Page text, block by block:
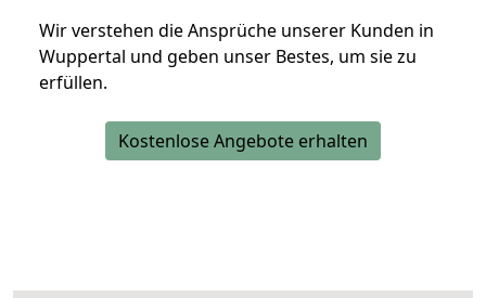
Wir verstehen die Ansprüche unserer Kunden in
Wuppertal und geben unser Bestes, um sie zu
erfüllen.
Kostenlose Angebote erhalten